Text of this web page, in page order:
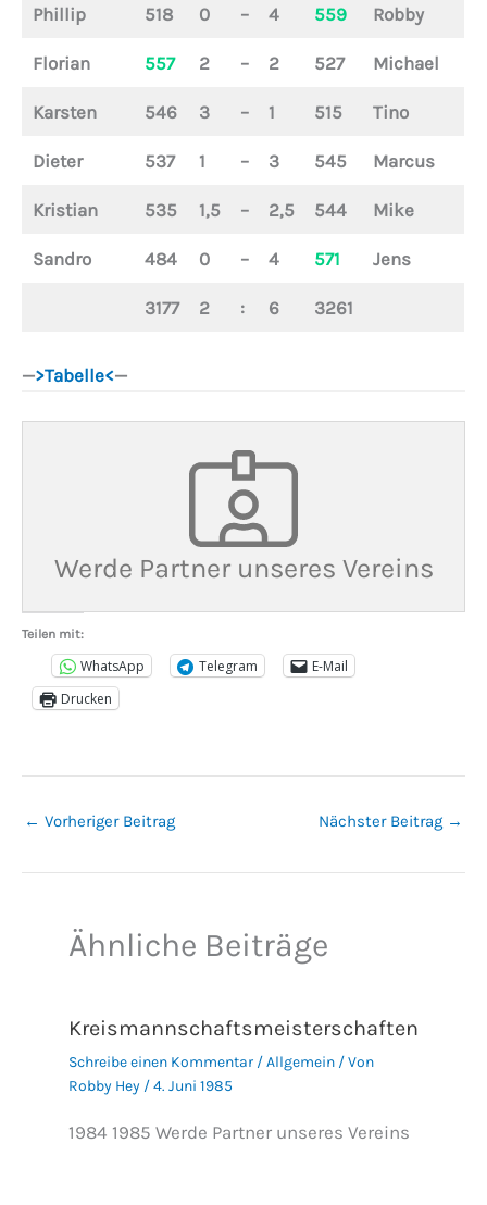
Phillip 518 0 – 4 559 Robby
Florian 557 2 – 2 527 Michael
Karsten 546 3 – 1 515 Tino
Dieter 537 1 – 3 545 Marcus
Kristian 535 1,5 – 2,5 544 Mike
Sandro 484 0 – 4 571 Jens
3177 2 : 6 3261
—>Tabelle<—
Werde Partner unseres Vereins
Teilen mit:
WhatsApp Telegram
E-Mail
Drucken
← Vorheriger Beitrag Nächster Beitrag →
Ähnliche Beiträge
Kreismannschaftsmeisterschaften
Schreibe einen Kommentar /Allgemein/ Von
Robby Hey /4. Juni 1985
1984 1985 Werde Partner unseres Vereins